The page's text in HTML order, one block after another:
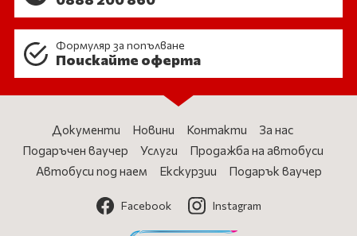
Формуляр за попълване
Поискайте оферта
Документи Новини Контакти
За нас
Подаръчен ваучер
Услуги
Продажба на автобуси
Автобуси под наем
Екскурзии Подарък ваучер
Facebook Instagram